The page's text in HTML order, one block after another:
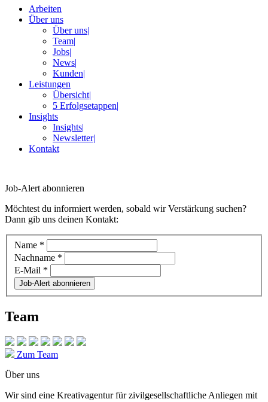
Arbeiten
Über uns
Über uns|
Team|
Jobs|
News|
Kunden|
Leistungen
Übersicht|
5 Erfolgsetappen|
Insights
Insights|
Newsletter|
Kontakt
Job-Alert abonnieren
Möchtest du informiert werden, sobald wir Verstärkung suchen?
Dann gib uns deinen Kontakt:
N
e
w
s
l
e
t
r
J
o
b
Name *
Nachname *
E-Mail *
Job-Alert abonnieren
Team
Zum Team
Über uns
Wir sind eine Kreativagentur für zivilgesellschaftliche Anliegen mit